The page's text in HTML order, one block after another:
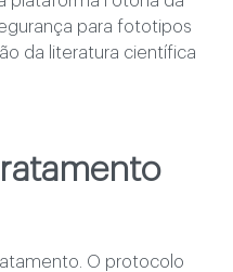
para fototipos
da literatura científica
O protocolo